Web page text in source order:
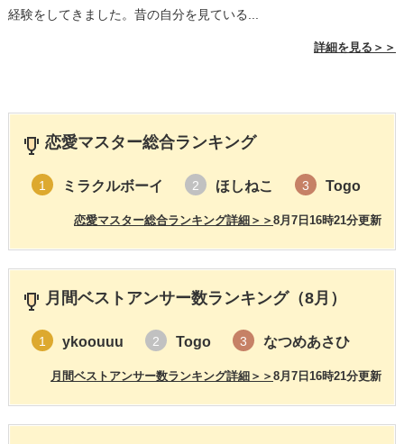
経験をしてきました。昔の自分を見ている...
詳細を見る＞＞
恋愛マスター総合ランキング
1 ミラクルボーイ 2 ほしねこ 3 Togo
8月7日16時21分更新
恋愛マスター総合ランキング詳細＞＞
月間ベストアンサー数ランキング（8月）
1 ykoouuu 2 Togo 3 なつめあさひ
8月7日16時21分更新
月間ベストアンサー数ランキング詳細＞＞